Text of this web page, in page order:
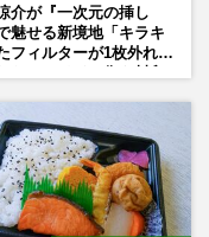
介が『一次元の挿し
魅せる新境地「キラキ
フィルターが1枚外れて